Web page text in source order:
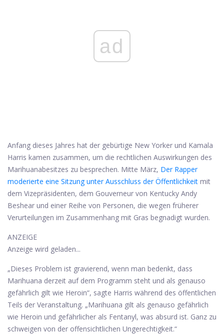
ad
Anfang dieses Jahres hat der gebürtige New Yorker und Kamala
Harris kamen zusammen, um die rechtlichen Auswirkungen des
Marihuanabesitzes zu besprechen. Mitte März, Der Rapper
moderierte eine Sitzung unter Ausschluss der Öffentlichkeit mit
dem Vizepräsidenten, dem Gouverneur von Kentucky Andy
Beshear und einer Reihe von Personen, die wegen früherer
Verurteilungen im Zusammenhang mit Gras begnadigt wurden.
ANZEIGE
Anzeige wird geladen...
„Dieses Problem ist gravierend, wenn man bedenkt, dass
Marihuana derzeit auf dem Programm steht und als genauso
gefährlich gilt wie Heroin“, sagte Harris während des öffentlichen
Teils der Veranstaltung. „Marihuana gilt als genauso gefährlich
wie Heroin und gefährlicher als Fentanyl, was absurd ist. Ganz zu
schweigen von der offensichtlichen Ungerechtigkeit.“